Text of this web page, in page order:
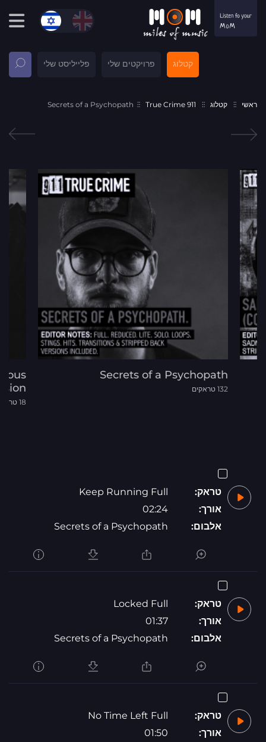
קטלוג פרויקטים שלי פלייליסט שלי
ראשי קטלוג 911 True Crime
Secrets of a Psychopath
Secrets of a Psychopath
132 טראקים
18 טראקים
טראק:
Keep Running Full
אורך:
02:24
אלבום:
Secrets of a Psychopath
טראק:
Locked Full
אורך:
01:37
אלבום:
Secrets of a Psychopath
טראק:
No Time Left Full
אורך:
01:50